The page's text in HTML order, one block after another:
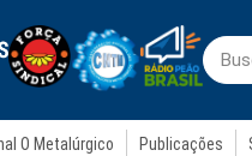
O Metalúrgico Publicações